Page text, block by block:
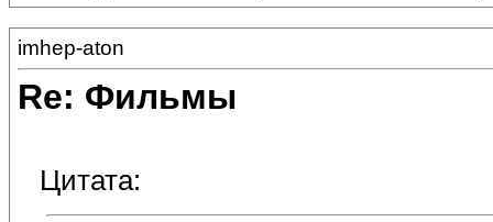
imhep-aton
Re: Фильмы
Цитата: